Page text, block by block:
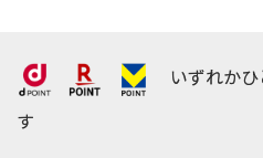
いずれか
す